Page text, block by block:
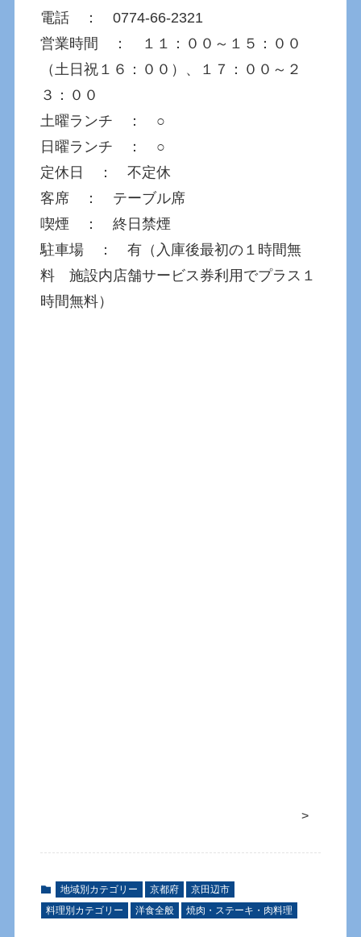
電話 ： 0774-66-2321
営業時間 ： １１：００～１５：００
（土日祝１６：００）、１７：００～２
３：００
土曜ランチ ： ○
日曜ランチ ： ○
定休日 ： 不定休
客席 ： テーブル席
喫煙 ： 終日禁煙
駐車場 ： 有（入庫後最初の１時間無
料 施設内店舗サービス券利用でプラス１
時間無料）
>
地域別カテゴリー 京都府
京田辺市
料理別カテゴリー
洋食全般 焼肉・ステーキ・肉料理